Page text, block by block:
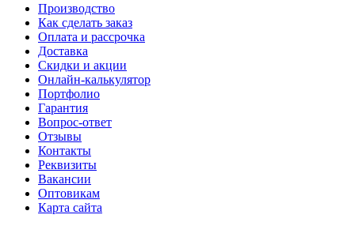
Производство
Как сделать заказ
Оплата и рассрочка
Доставка
Скидки и акции
Онлайн-калькулятор
Портфолио
Гарантия
Вопрос-ответ
Отзывы
Контакты
Реквизиты
Вакансии
Оптовикам
Карта сайта